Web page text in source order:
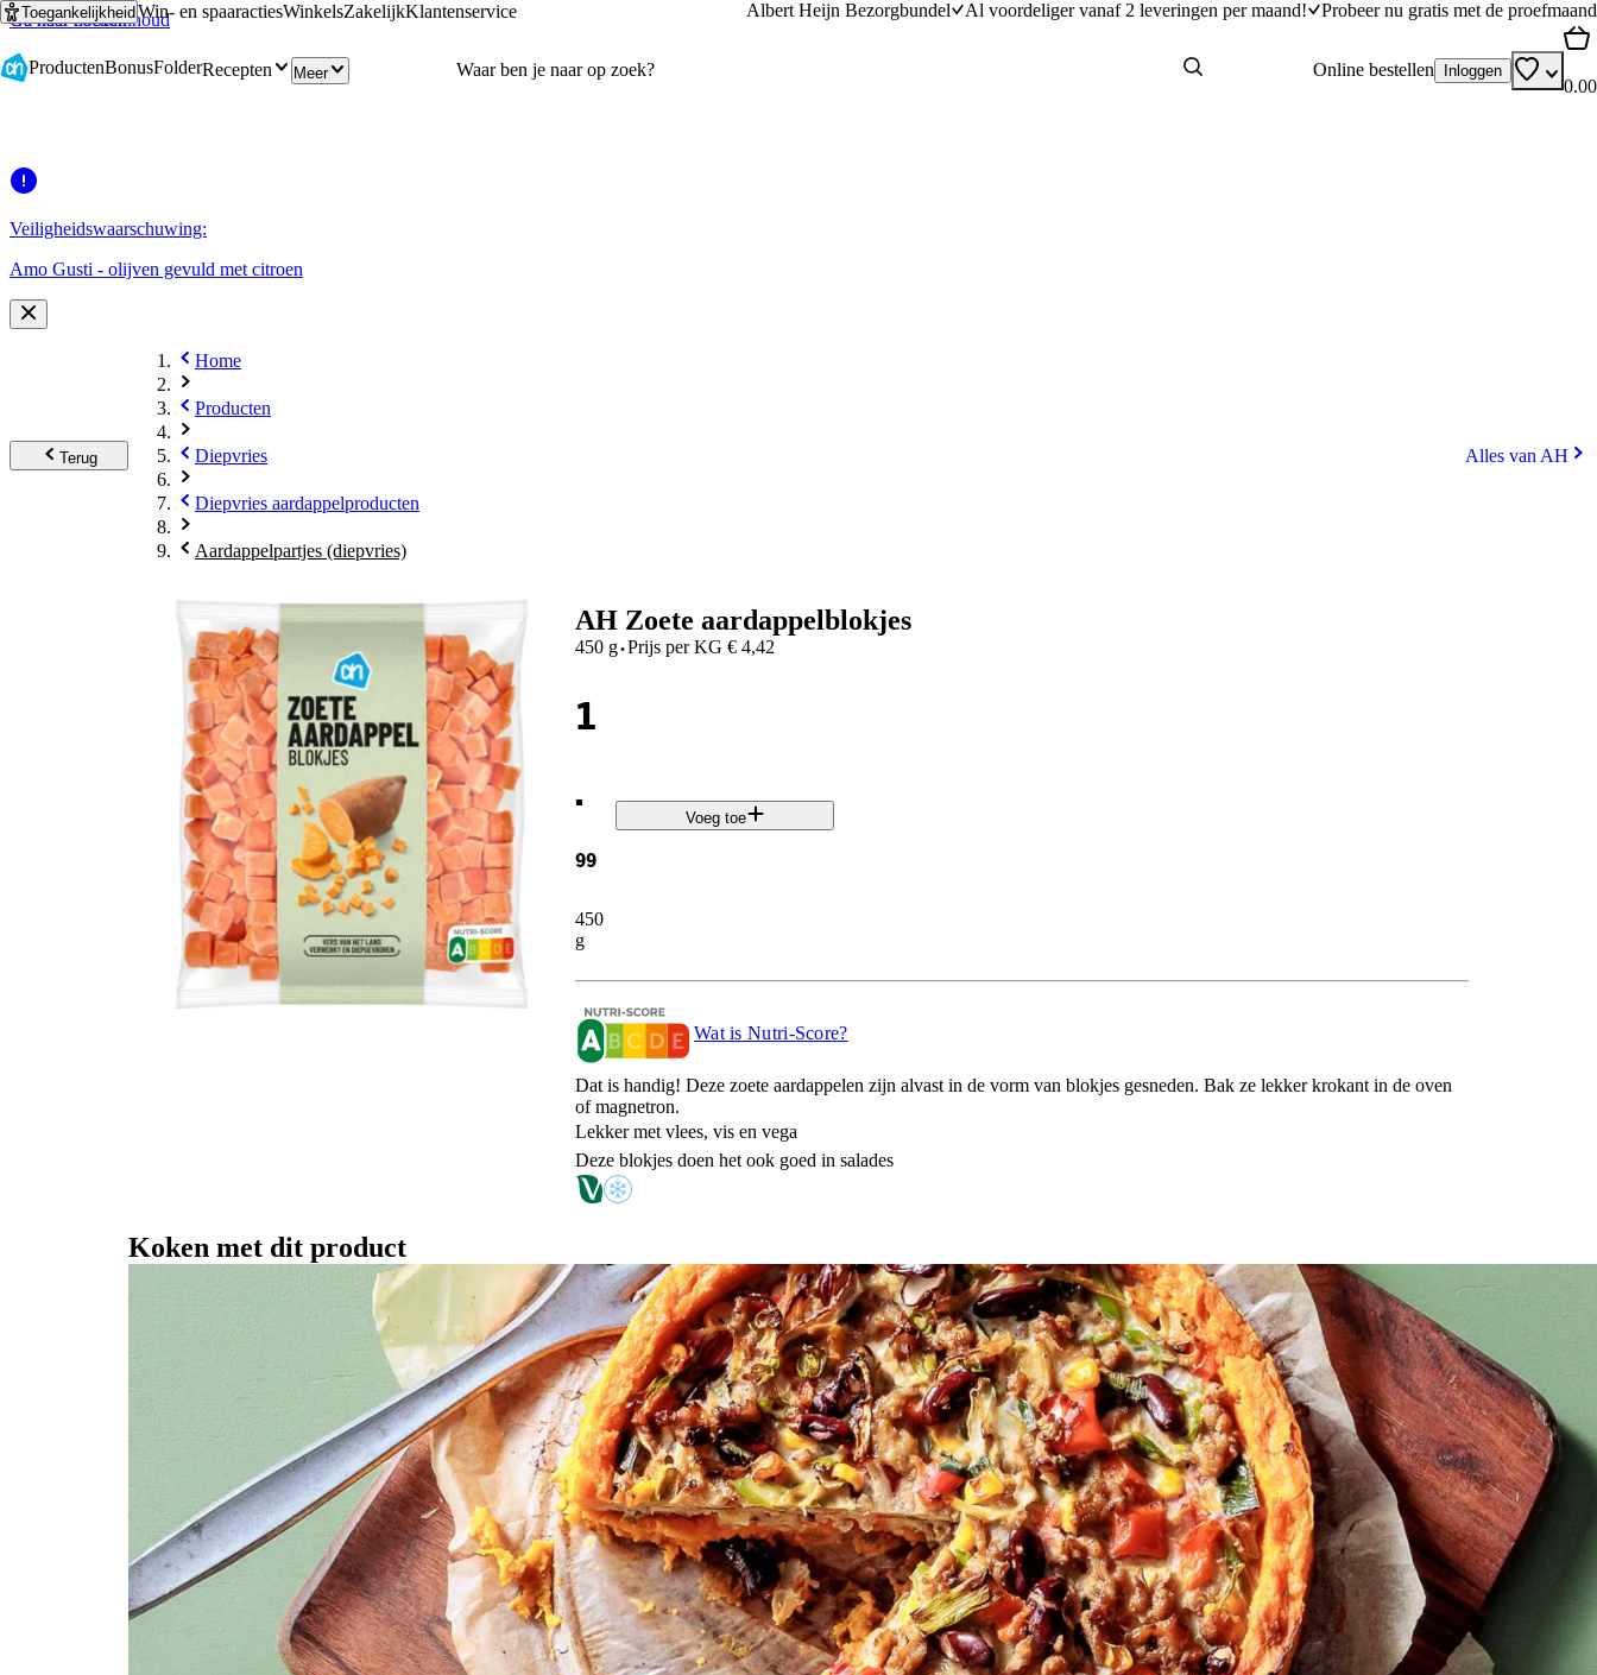
Ga naar hoofdinhoud
Ga naar zoeken
ToegankelijkheidWin- en spaaractiesWinkelsZakelijkKlantenservice Albert Heijn Bezorgbundel Al voordeliger vanaf 2 leveringen per maand! Probeer nu gratis met de proefmaand
ProductenBonusFolderRecepten Meer Online bestellen Inloggen
0.00
Veiligheidswaarschuwing:
Amo Gusti - olijven gevuld met citroen
Terug
Home
Producten
Diepvries
Diepvries aardappelproducten
Aardappelpartjes (diepvries)
Alles van AH
AH Zoete aardappelblokjes
450 g·Prijs per KG € 4,42
1
.
99
450
g
Voeg toe
Wat is Nutri-Score?
Dat is handig! Deze zoete aardappelen zijn alvast in de vorm van blokjes gesneden. Bak ze lekker krokant in de oven
of magnetron.
Lekker met vlees, vis en vega​
Deze blokjes doen het ook goed in salades​
Koken met dit product